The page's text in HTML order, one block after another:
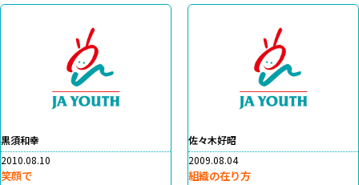
黒須和幸
2010.08.10
笑顔で
佐々木好昭
2009.08.04
組織の在り方